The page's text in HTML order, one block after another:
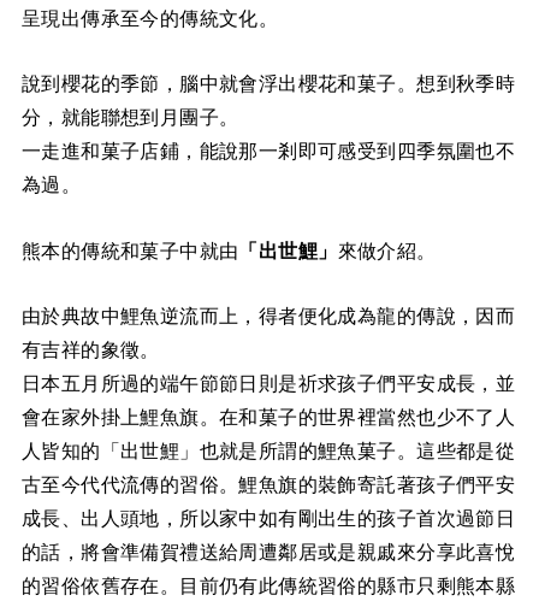
呈現出傳承至今的傳統文化。
說到櫻花的季節，腦中就會浮出櫻花和菓子。想到秋季時
分，就能聯想到月團子。
一走進和菓子店鋪，能說那一剎即可感受到四季氛圍也不
為過。
熊本的傳統和菓子中就由 「出世鯉」 來做介紹。
由於典故中鯉魚逆流而上，得者便化成為龍的傳說，因而
有吉祥的象徵。
日本五月所過的端午節節日則是祈求孩子們平安成長，並
會在家外掛上鯉魚旗。在和菓子的世界裡當然也少不了人
人皆知的「出世鯉」也就是所謂的鯉魚菓子。這些都是從
古至今代代流傳的習俗。鯉魚旗的裝飾寄託著孩子們平安
成長、出人頭地，所以家中如有剛出生的孩子首次過節日
的話，將會準備賀禮送給周遭鄰居或是親戚來分享此喜悅
的習俗依舊存在。目前仍有此傳統習俗的縣市只剩熊本縣